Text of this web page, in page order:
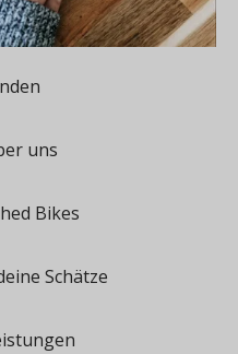
uns
Bikes
Schätze